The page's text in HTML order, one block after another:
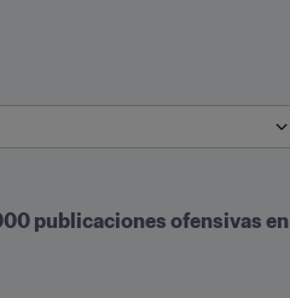
publicaciones ofensivas en